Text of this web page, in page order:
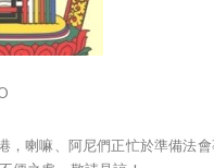
喇嘛、阿尼們正忙於準備法